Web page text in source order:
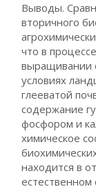
Выводы.
вторичного
что в
выращивании
условиях
глееватой
содержание
фосфором и
химическое
находится в
естественном